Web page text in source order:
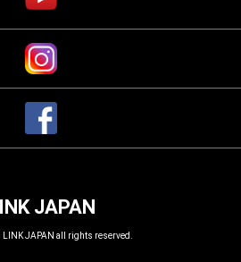
JAPAN
JAPAN all rights reserved.